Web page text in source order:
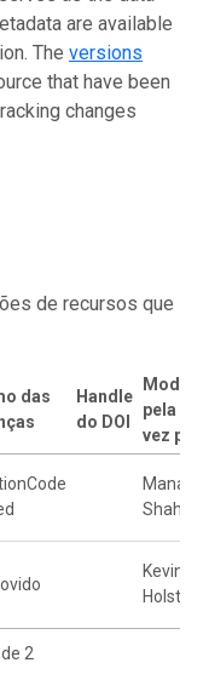
are available
The versions
that have been
changes
de recursos que
das
Handle
do DOI
pela
vez por
Manash
Shah
Kevin
Holston
2